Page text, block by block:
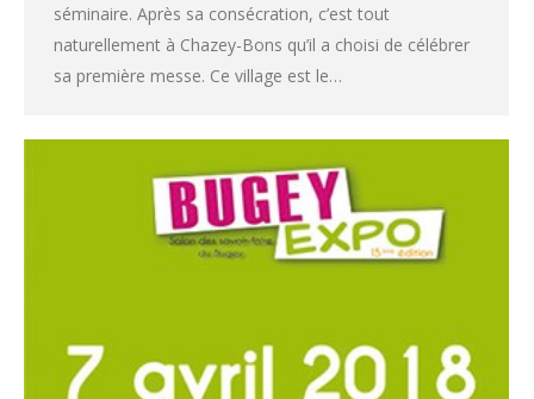
séminaire. Après sa consécration, c’est tout
naturellement à Chazey-Bons qu’il a choisi de célébrer
sa première messe. Ce village est le…